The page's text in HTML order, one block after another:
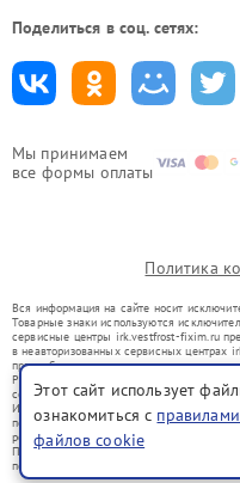
Мы принимаем
все формы оплаты
Поделиться в соц. сетях:
Политика
Вся информация на сайте носит
Товарные знаки используются
сервисные центры irk.vestfrost-fixim.ru
в неавторизованных сервисных центрах
правообладателями товарных знаков
Ремонт осуществляется для устройств,
со статьей 1487 ГК РФ.
Использование товарных знаков не
потребителей в заблуждение, а служит
ремонту техники указанных брендов.
Представленная на сайте информация не
положениями Статьи 437(2) Гражданского
Этот сайт использует
ознакомиться с
файлов cookie